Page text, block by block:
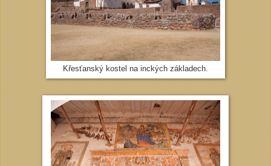
Křesťanský kostel na inckých základech.